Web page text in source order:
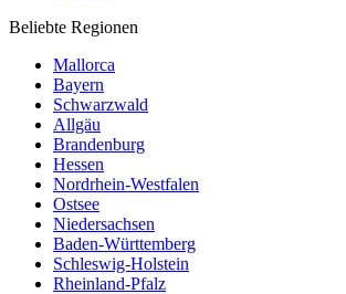
Beliebte Regionen
Mallorca
Bayern
Schwarzwald
Allgäu
Brandenburg
Hessen
Nordrhein-Westfalen
Ostsee
Niedersachsen
Baden-Württemberg
Schleswig-Holstein
Rheinland-Pfalz